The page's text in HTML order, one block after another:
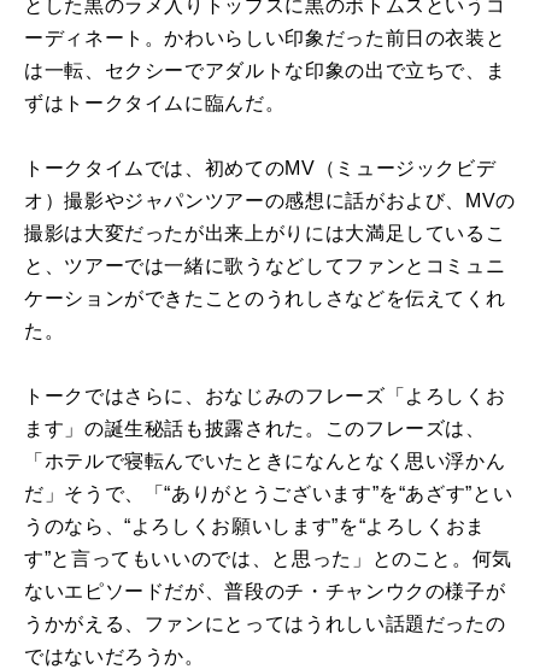
とした黒のラメ入りトップスに黒のボトムスというコ
ーディネート。かわいらしい印象だった前日の衣装と
は一転、セクシーでアダルトな印象の出で立ちで、ま
ずはトークタイムに臨んだ。
トークタイムでは、初めてのMV（ミュージックビデ
オ）撮影やジャパンツアーの感想に話がおよび、MVの
撮影は大変だったが出来上がりには大満足しているこ
と、ツアーでは一緒に歌うなどしてファンとコミュニ
ケーションができたことのうれしさなどを伝えてくれ
た。
トークではさらに、おなじみのフレーズ「よろしくお
ます」の誕生秘話も披露された。このフレーズは、
「ホテルで寝転んでいたときになんとなく思い浮かん
だ」そうで、「“ありがとうございます”を“あざす”とい
うのなら、“よろしくお願いします”を“よろしくおま
す”と言ってもいいのでは、と思った」とのこと。何気
ないエピソードだが、普段のチ・チャンウクの様子が
うかがえる、ファンにとってはうれしい話題だったの
ではないだろうか。